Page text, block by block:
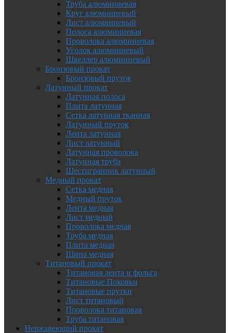
Труба алюминиевая
Круг алюминиевый
Лист алюминиевый
Полоса алюминиевая
Проволока алюминиевая
Уголок алюминиевый
Швеллер алюминиевый
Бронзовый прокат
Бронзовый пруток
Латунный прокат
Латунная полоса
Плита латунная
Сетка латунная тканная
Латунный пруток
Лента латунная
Лист латунный
Латунная проволока
Латунная труба
Шестигранник латунный
Медный прокат
Сетка медная
Медный пруток
Лента медная
Лист медный
Проволока медная
Труба медная
Плита медная
Шина медная
Титановый прокат
Титановая лента и фольга
Титановые Поковки
Титановые прутки
Лист титановый
Проволока титановая
Труба титановая
Нержавеющий прокат